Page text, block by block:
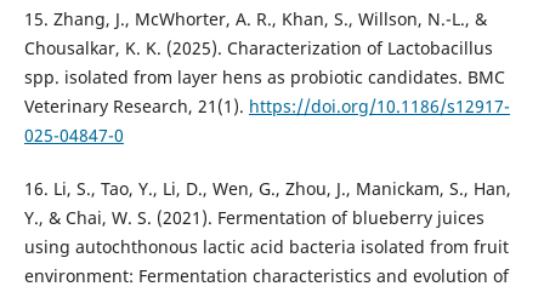
15. Zhang, J., McWhorter, A. R., Khan, S., Willson, N.-L., &
Chousalkar, K. K. (2025). Characterization of Lactobacillus
spp. isolated from layer hens as probiotic candidates. BMC
Veterinary Research, 21(1). https://doi.org/10.1186/s12917-
025-04847-0
16. Li, S., Tao, Y., Li, D., Wen, G., Zhou, J., Manickam, S., Han,
Y., & Chai, W. S. (2021). Fermentation of blueberry juices
using autochthonous lactic acid bacteria isolated from fruit
environment: Fermentation characteristics and evolution of